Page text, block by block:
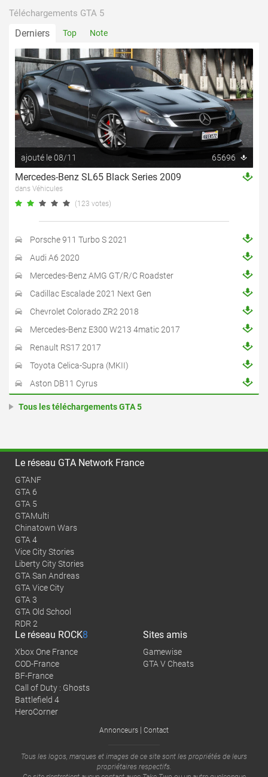
Téléchargements GTA 5
Derniers Top Note
ajouté le 08/11 65696
Mercedes-Benz SL65 Black Series 2009
dans Véhicules
(123 votes)
Porsche 911 Turbo S 2021
Audi A6 2020
Mercedes-Benz AMG GT/R/C Roadster
Cadillac Escalade 2021 Next Gen
Chevrolet Colorado ZR2 2018
Mercedes-Benz E300 W213 4matic 2017
Renault RS17 2017
Toyota Celica-Supra (MKII)
Aston DB11 Cyrus
Tous les téléchargements GTA 5
Le réseau GTA Network France
GTANF
GTA 6
GTA 5
GTAMulti
Chinatown Wars
GTA 4
Vice City Stories
Liberty City Stories
GTA San Andreas
GTA Vice City
GTA 3
GTA Old School
RDR 2
Le réseau ROCK8
Xbox One France
COD-France
BF-France
Call of Duty : Ghosts
Battlefield 4
HeroCorner
Sites amis
Gamewise
GTA V Cheats
Annonceurs | Contact
Tous les logos, marques et images de ce site sont les propriétés de leurs
propriétaires respectifs.